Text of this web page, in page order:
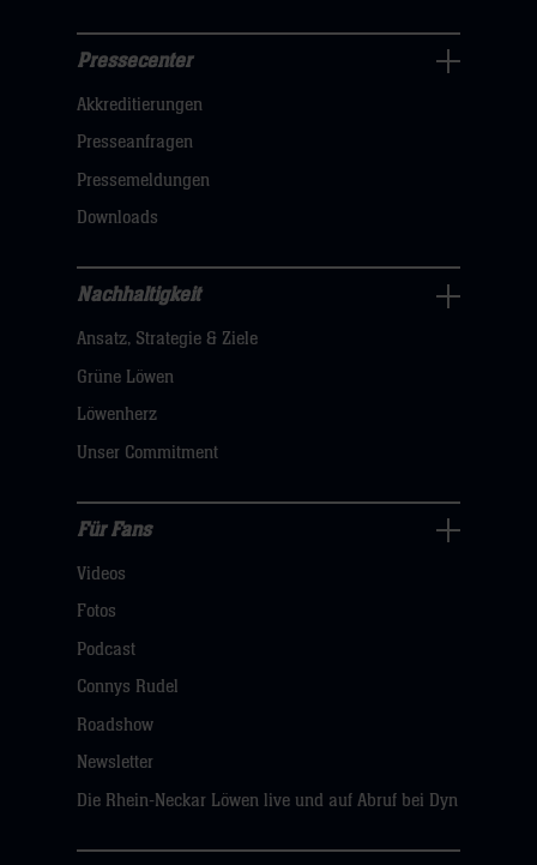
Navigation
öffnen,
dann
klicken
hier
Pressecenter
Akkreditierungen
Presseanfragen
Pressemeldungen
Downloads
Nachhaltigkeit
Navigation
öffnen,
dann
hier
Nachhaltigkeit
Ansatz, Strategie & Ziele
Grüne Löwen
Löwenherz
Unser Commitment
Fans
Navigation
öffnen,
dann
hier
Für Fans
Videos
Fotos
Podcast
Connys Rudel
Roadshow
Newsletter
Die Rhein-Neckar Löwen live und auf Abruf bei Dyn